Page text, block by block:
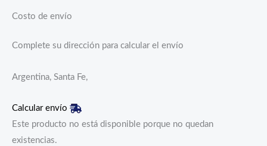
Costo de envío
Complete su dirección para calcular el envío
Argentina, Santa Fe,
Calcular envío
Este producto no está disponible porque no quedan
existencias.